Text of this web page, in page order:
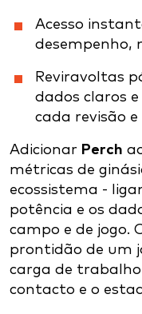
Acesso
desempenho,
Reviravoltas
dados claros
cada revisão e
Adicionar Perch
métricas de
ecossistema -
potência e os
campo e de jogo.
prontidão de um
carga de trabalho
contacto e o